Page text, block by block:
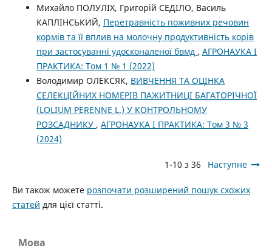
Михайло ПОЛУЛІХ, Григорій СЕДІЛО, Василь
КАПЛІНСЬКИЙ, Перетравність поживних речовин
кормів та її вплив на молочну продуктивність корів
при застосуванні удосконаленої бвмд , АГРОНАУКА І
ПРАКТИКА: Том 1 № 1 (2022)
Володимир ОЛЕКСЯК, ВИВЧЕННЯ ТА ОЦІНКА
СЕЛЕКЦІЙНИХ НОМЕРІВ ПАЖИТНИЦІ БАГАТОРІЧНОЇ
(LOLIUM PERENNE L.) У КОНТРОЛЬНОМУ
РОЗСАДНИКУ , АГРОНАУКА І ПРАКТИКА: Том 3 № 3
(2024)
1-10 з 36 Наступне
Ви також можете розпочати розширений пошук схожих
статей для цієї статті.
Мова